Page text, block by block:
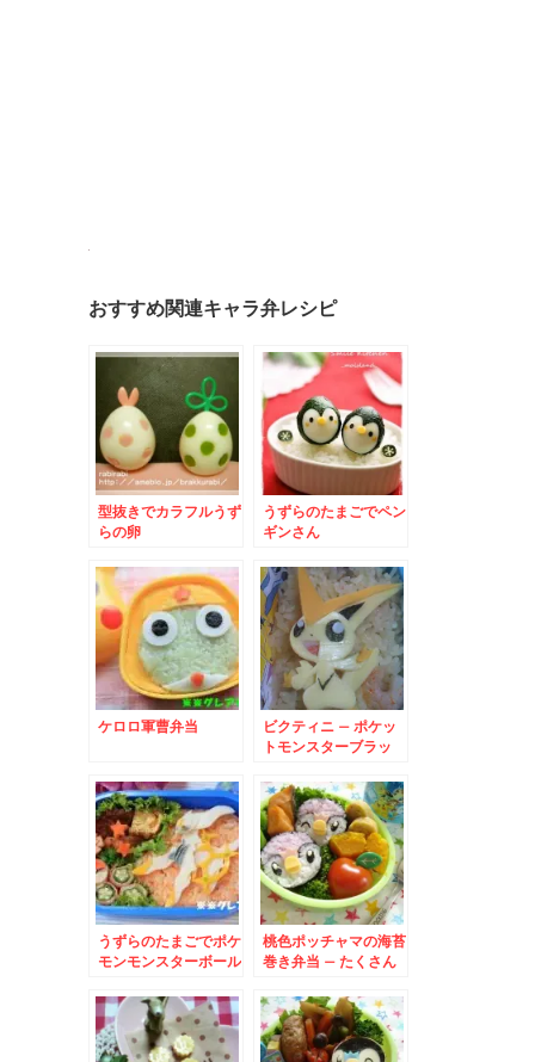
おすすめ関連キャラ弁レシピ
型抜きでカラフルうず
らの卵
うずらのたまごでペン
ギンさん
ケロロ軍曹弁当
ビクティニ – ポケッ
トモンスターブラッ
利をもたらすポケモン
♪
うずらのたまごでポケ
モンモンスターボール
桃色ポッチャマの海苔
巻き弁当 – たくさん